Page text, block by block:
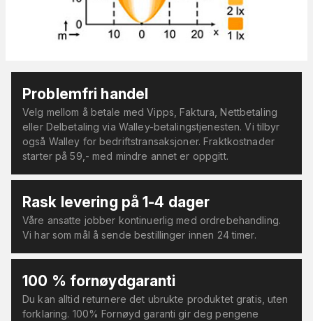
Problemfri handel
Velg mellom å betale med Vipps, Faktura, Nettbetaling
eller Delbetaling via Walley-betalingstjenesten. Vi tilbyr
også Walley for bedriftstransaksjoner. Fraktkostnader
starter på 59,- med mindre annet er oppgitt.
Rask levering på 1-4 dager
Våre ansatte jobber kontinuerlig med ordrebehandling.
Vi har som mål å sende bestillinger innen 24 timer.
100 % fornøydgaranti
Du kan alltid returnere det ubrukte produktet gratis, uten
forklaring. 100% Fornøyd garanti gir deg pengene